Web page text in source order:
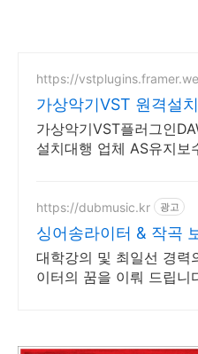
https://
가상악기VST 원격설
상악기플러그인 원격설
가상악기VST플러그인
설치대행 업체 AS유지보
체/AS 유지보수 보장/24
https://dubmusic.kr 광고
싱어송라이터 & 작곡
대학강의 및 최일선 경력
이터의 꿈을 이뤄 드립니